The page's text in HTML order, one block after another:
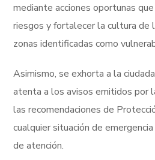
mediante acciones oportunas
riesgos y fortalecer la cultura de
zonas identificadas como
Asimismo, se exhorta a la
atenta a los avisos emitidos por
las recomendaciones de
cualquier situación de
de atención.